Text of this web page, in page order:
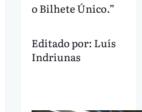
o Bilhete Único.”
Editado por: Luís
Indriunas